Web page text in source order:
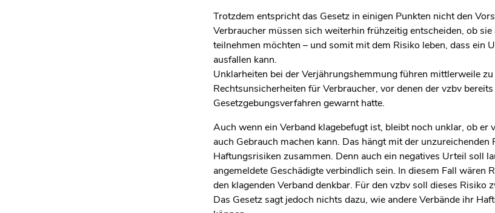
Trotzdem entspricht das Gesetz in einigen Punkten nicht den
Verbraucher müssen sich weiterhin frühzeitig entscheiden, ob sie
teilnehmen möchten – und somit mit dem Risiko leben, dass ein
ausfallen kann.
Unklarheiten bei der Verjährungshemmung führen mittlerweile zu
Rechtsunsicherheiten für Verbraucher, vor denen der vzbv
Gesetzgebungsverfahren gewarnt hatte.
Auch wenn ein Verband klagebefugt ist, bleibt noch unklar, ob er
auch Gebrauch machen kann. Das hängt mit der unzureichenden
Haftungsrisiken zusammen. Denn auch ein negatives Urteil soll
angemeldete Geschädigte verbindlich sein. In diesem Fall wären
den klagenden Verband denkbar. Für den vzbv soll dieses Risiko
Das Gesetz sagt jedoch nichts dazu, wie andere Verbände ihr